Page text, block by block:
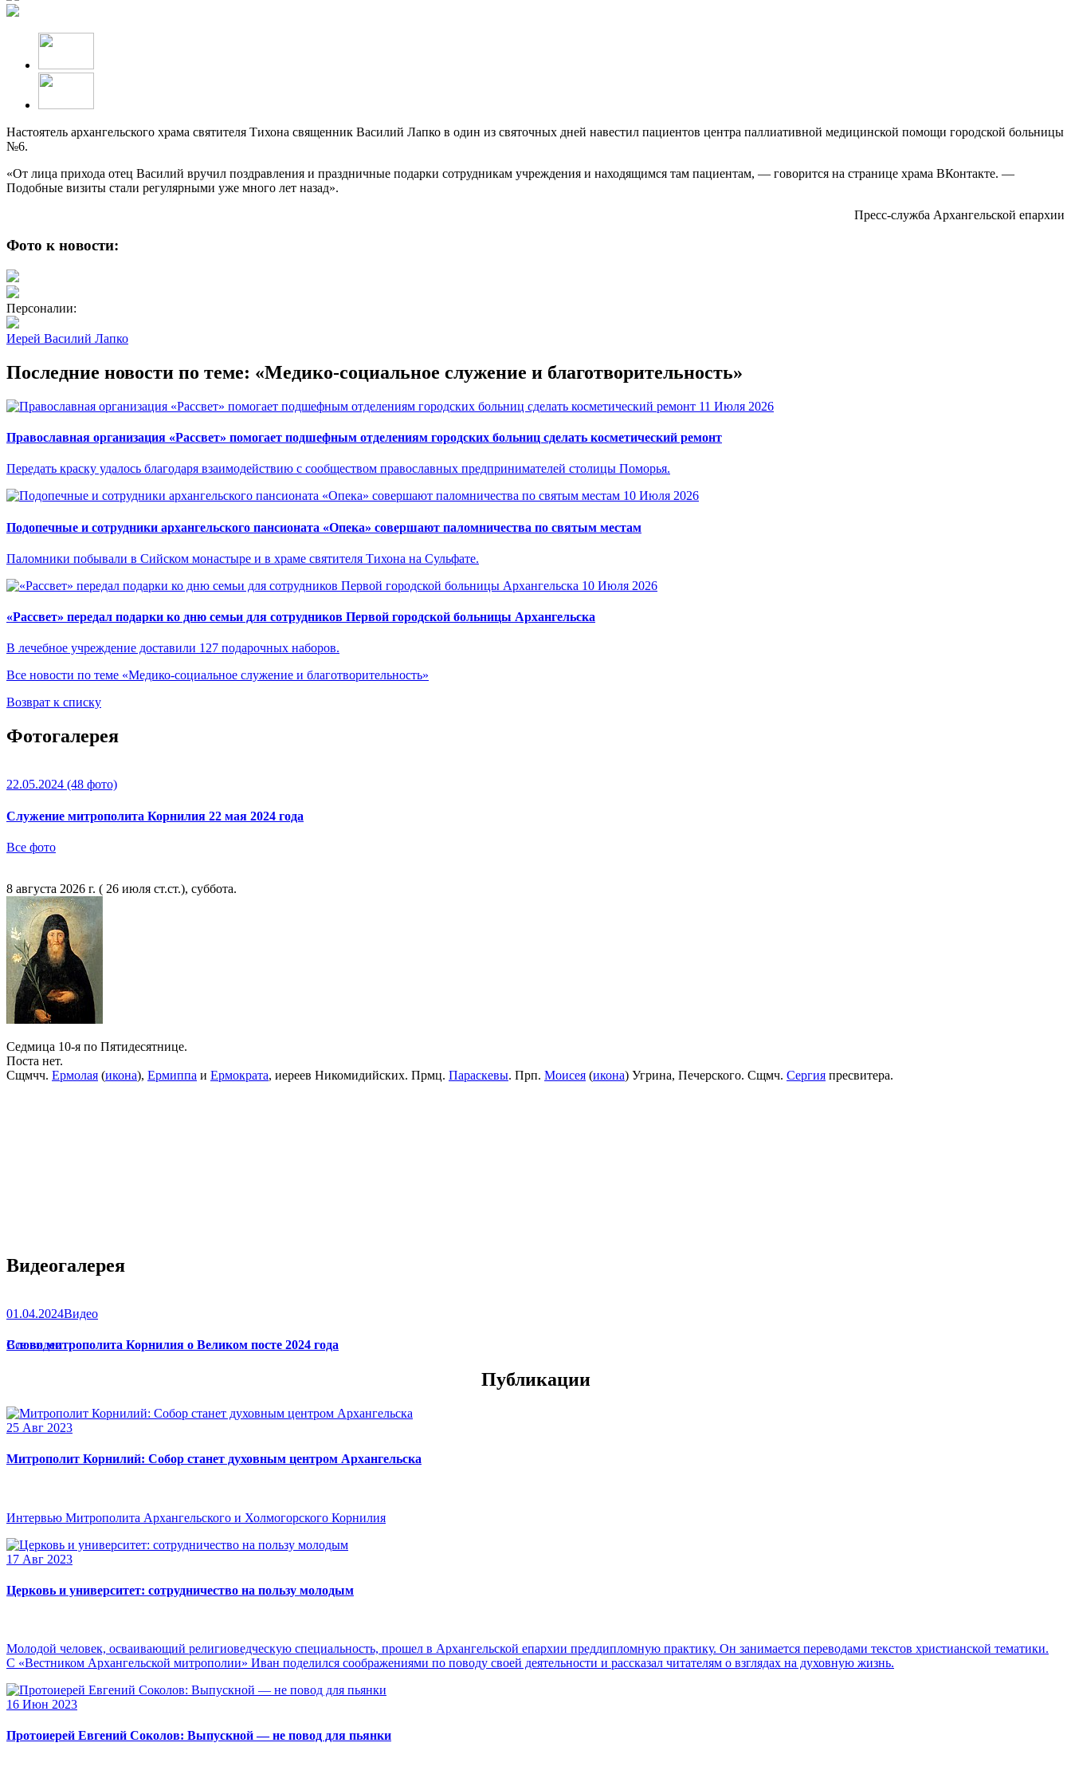
Настоятель архангельского храма святителя Тихона священник Василий Лапко в один из святочных дней навестил пациентов центра паллиативной медицинской помощи городской больницы
№6.
«От лица прихода отец Василий вручил поздравления и праздничные подарки сотрудникам учреждения и находящимся там пациентам, — говорится на странице храма ВКонтакте. —
Подобные визиты стали регулярными уже много лет назад».
Пресс-служба Архангельской епархии
Фото к новости:
Персоналии:
Иерей Василий Лапко
Последние новости по теме: «Медико-социальное служение и благотворительность»
11 Июля 2026
Православная организация «Рассвет» помогает подшефным отделениям городских больниц сделать косметический ремонт
Передать краску удалось благодаря взаимодействию с сообществом православных предпринимателей столицы Поморья.
10 Июля 2026
Подопечные и сотрудники архангельского пансионата «Опека» совершают паломничества по святым местам
Паломники побывали в Сийском монастыре и в храме святителя Тихона на Сульфате.
10 Июля 2026
«Рассвет» передал подарки ко дню семьи для сотрудников Первой городской больницы Архангельска
В лечебное учреждение доставили 127 подарочных наборов.
Все новости по теме «Медико-социальное служение и благотворительность»
Возврат к списку
Фотогалерея
22.05.2024 (48 фото)
Служение митрополита Корнилия 22 мая 2024 года
Все фото
8 августа 2026 г. ( 26 июля ст.ст.), суббота.
Седмица 10-я по Пятидесятнице.
Поста нет.
Сщмчч. Ермолая (икона), Ермиппа и Ермократа, иереев Никомидийских. Прмц. Параскевы. Прп. Моисея (икона) Угрина, Печерского. Сщмч. Сергия пресвитера.
Видеогалерея
01.04.2024Видео
Слово митрополита Корнилия о Великом посте 2024 года
Все видео
Публикации
25 Авг 2023
Митрополит Корнилий: Собор станет духовным центром Архангельска
Интервью Митрополита Архангельского и Холмогорского Корнилия
17 Авг 2023
Церковь и университет: сотрудничество на пользу молодым
Молодой человек, осваивающий религиоведческую специальность, прошел в Архангельской епархии преддипломную практику. Он занимается переводами текстов христианской тематики.
С «Вестником Архангельской митрополии» Иван поделился соображениями по поводу своей деятельности и рассказал читателям о взглядах на духовную жизнь.
16 Июн 2023
Протоиерей Евгений Соколов: Выпускной — не повод для пьянки